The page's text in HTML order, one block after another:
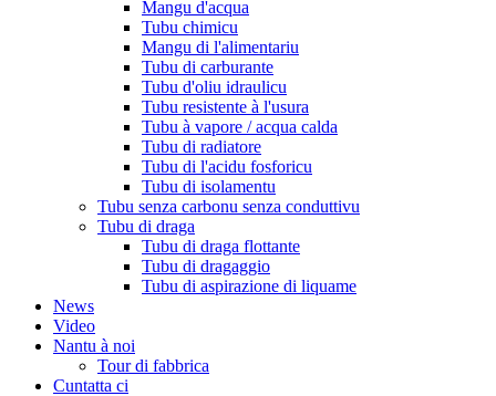
Mangu d'acqua
Tubu chimicu
Mangu di l'alimentariu
Tubu di carburante
Tubu d'oliu idraulicu
Tubu resistente à l'usura
Tubu à vapore / acqua calda
Tubu di radiatore
Tubu di l'acidu fosforicu
Tubu di isolamentu
Tubu senza carbonu senza conduttivu
Tubu di draga
Tubu di draga flottante
Tubu di dragaggio
Tubu di aspirazione di liquame
News
Video
Nantu à noi
Tour di fabbrica
Cuntatta ci